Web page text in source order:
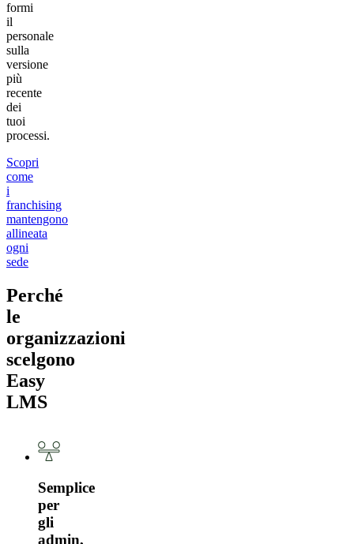
formi
il
personale
sulla
versione
più
recente
dei
tuoi
processi.
Scopri
come
i
franchising
mantengono
allineata
ogni
sede
Perché
le
organizzazioni
scelgono
Easy
LMS
Semplice
per
gli
admin,